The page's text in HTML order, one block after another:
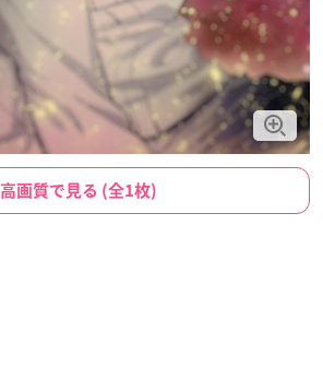
高画質で見る (全1枚)